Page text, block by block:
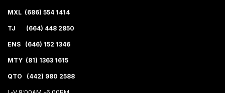
MXL (686) 554 1414
TJ (664) 448 2850
ENS (646) 152 1346
MTY (81) 1363 1615
QTO (442) 980 2588